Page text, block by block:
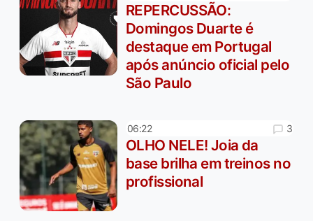
REPERCUSSÃO:
Domingos Duarte é
destaque em Portugal
após anúncio oficial pelo
São Paulo
06:22 3
OLHO NELE! Joia da
base brilha em treinos no
profissional